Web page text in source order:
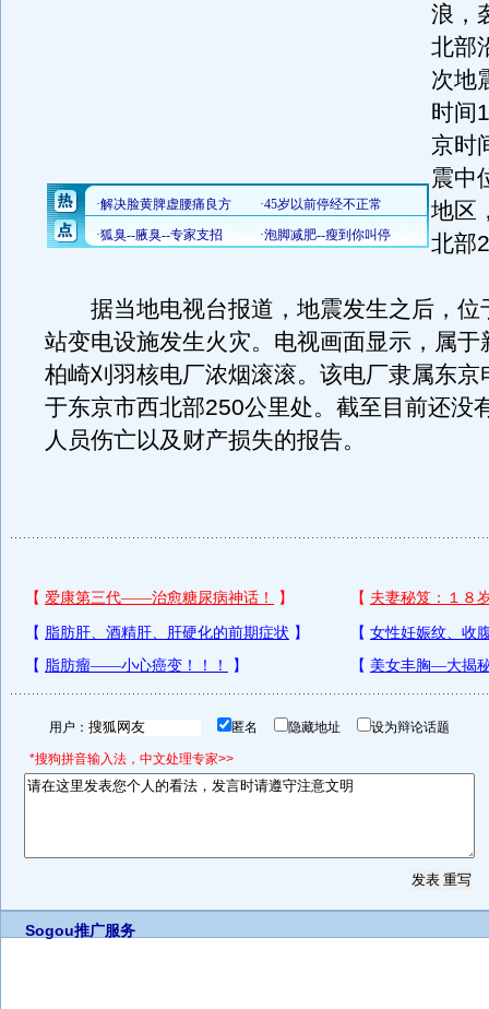
浪，
北部
次地
时间
京时
震中
地区
北部
据当地电视台报道，地震发生之后，位
站变电设施发生火灾。电视画面显示，属于
柏崎刈羽核电厂浓烟滚滚。该电厂隶属东京
于东京市西北部250公里处。截至目前还没
人员伤亡以及财产损失的报告。
用户： 匿名 隐藏地址 设为辩论话题
*搜狗拼音输入法，中文处理专家>>
Sogou推广服务